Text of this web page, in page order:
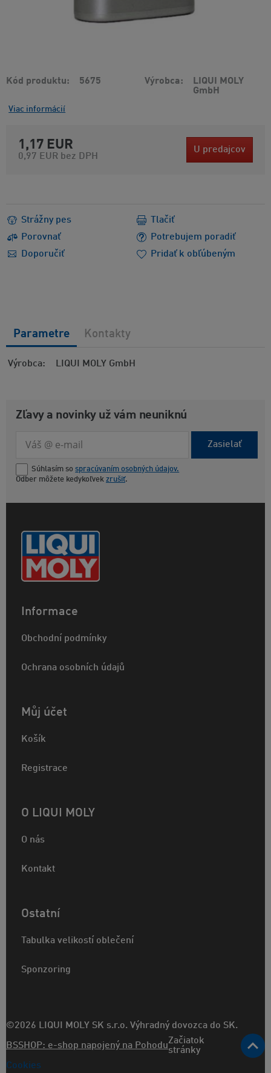
Kód produktu 5675 Výrobca
LIQUI MOLY
GmbH
Viac informácií
1,17 EUR
0,97 EUR bez DPH
U predajcov
Strážny pes
Porovnať
Potrebujem poradiť
Doporučiť
Tlačiť
Pridať k obľúbeným
Výrobca LIQUI MOLY GmbH
Parametre Kontakty
Zľavy a novinky už vám neuniknú
Zasielať
Súhlasím so spracúvaním osobných údajov.
Odber môžete kedykoľvek zrušiť.
Informace
Obchodní podmínky
Ochrana osobních údajů
Můj účet
Košík
Registrace
O LIQUI MOLY
O nás
Kontakt
Ostatní
Tabulka velikostí oblečení
Sponzoring
©2026 LIQUI MOLY SK s.r.o. Výhradný dovozca do SK.
BSSHOP: e-shop napojený na PohoduZačiatok
stránky
Cookies